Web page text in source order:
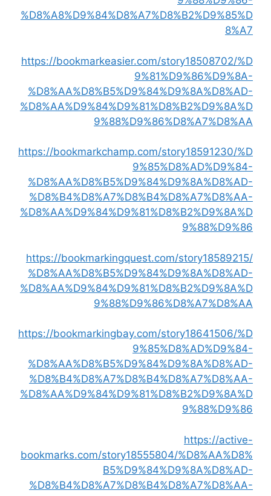
%D8%A8%D9%84%D8%A7%D8%B2%D9%85%D
8%A7
https://bookmarkeasier.com/story18508702/%D
9%81%D9%86%D9%8A-
%D8%AA%D8%B5%D9%84%D9%8A%D8%AD-
%D8%AA%D9%84%D9%81%D8%B2%D9%8A%D
9%88%D9%86%D8%A7%D8%AA
https://bookmarkchamp.com/story18591230/%D
9%85%D8%AD%D9%84-
%D8%AA%D8%B5%D9%84%D9%8A%D8%AD-
%D8%B4%D8%A7%D8%B4%D8%A7%D8%AA-
%D8%AA%D9%84%D9%81%D8%B2%D9%8A%D
9%88%D9%86
https://bookmarkingquest.com/story18589215/
%D8%AA%D8%B5%D9%84%D9%8A%D8%AD-
%D8%AA%D9%84%D9%81%D8%B2%D9%8A%D
9%88%D9%86%D8%A7%D8%AA
https://bookmarkingbay.com/story18641506/%D
9%85%D8%AD%D9%84-
%D8%AA%D8%B5%D9%84%D9%8A%D8%AD-
%D8%B4%D8%A7%D8%B4%D8%A7%D8%AA-
%D8%AA%D9%84%D9%81%D8%B2%D9%8A%D
9%88%D9%86
https://active-
bookmarks.com/story18555804/%D8%AA%D8%
B5%D9%84%D9%8A%D8%AD-
%D8%B4%D8%A7%D8%B4%D8%A7%D8%AA-